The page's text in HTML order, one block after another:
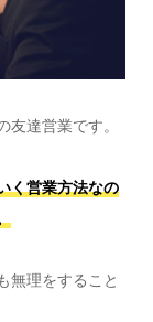
達営業です。
く営業方法なの
無理をすること